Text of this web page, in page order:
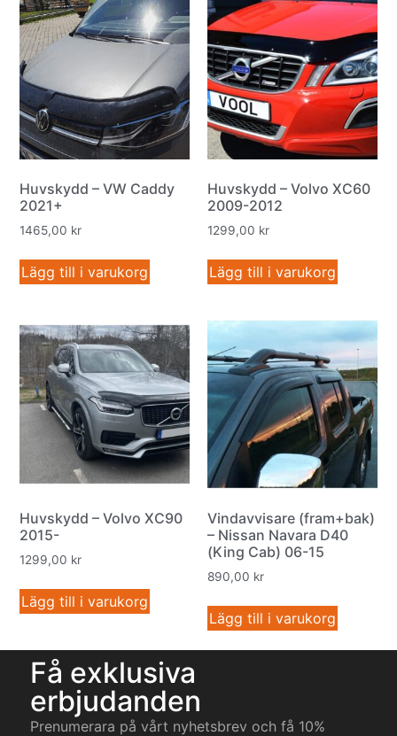
Huvskydd – VW Caddy
2021+
1465,00 kr
Lägg till i varukorg
Huvskydd – Volvo XC60
2009-2012
1299,00 kr
Lägg till i varukorg
Huvskydd – Volvo XC90
2015-
1299,00 kr
Lägg till i varukorg
Vindavvisare (fram+bak)
– Nissan Navara D40
(King Cab) 06-15
890,00 kr
Lägg till i varukorg
Få exklusiva
erbjudanden
Prenumerara på vårt nyhetsbrev och få 10%